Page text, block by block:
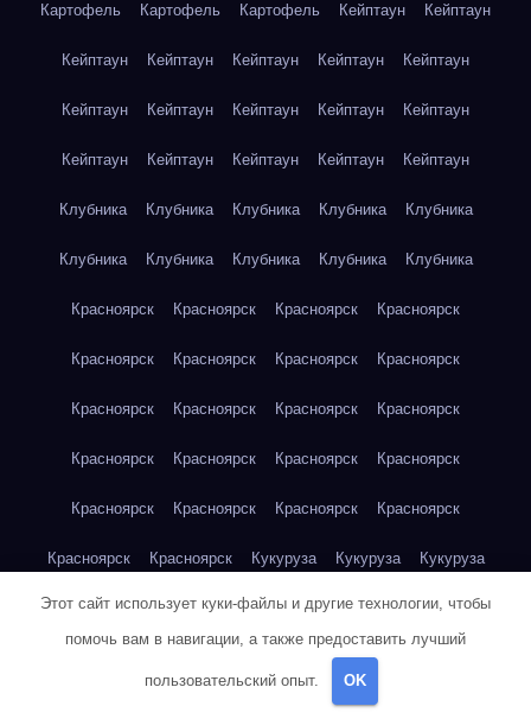
Картофель Картофель Картофель Кейптаун Кейптаун
Кейптаун Кейптаун Кейптаун Кейптаун Кейптаун
Кейптаун Кейптаун Кейптаун Кейптаун Кейптаун
Кейптаун Кейптаун Кейптаун Кейптаун Кейптаун
Клубника Клубника Клубника Клубника Клубника
Клубника Клубника Клубника Клубника Клубника
Красноярск Красноярск Красноярск Красноярск
Красноярск Красноярск Красноярск Красноярск
Красноярск Красноярск Красноярск Красноярск
Красноярск Красноярск Красноярск Красноярск
Красноярск Красноярск Красноярск Красноярск
Красноярск Красноярск Кукуруза Кукуруза Кукуруза
Кукуруза Кукуруза Кукуруза Кукуруза Кукуруза
Кукуруза
Куриная грудка
Этот сайт использует куки-файлы и другие технологии, чтобы
помочь вам в навигации, а также предоставить лучший
пользовательский опыт. OK